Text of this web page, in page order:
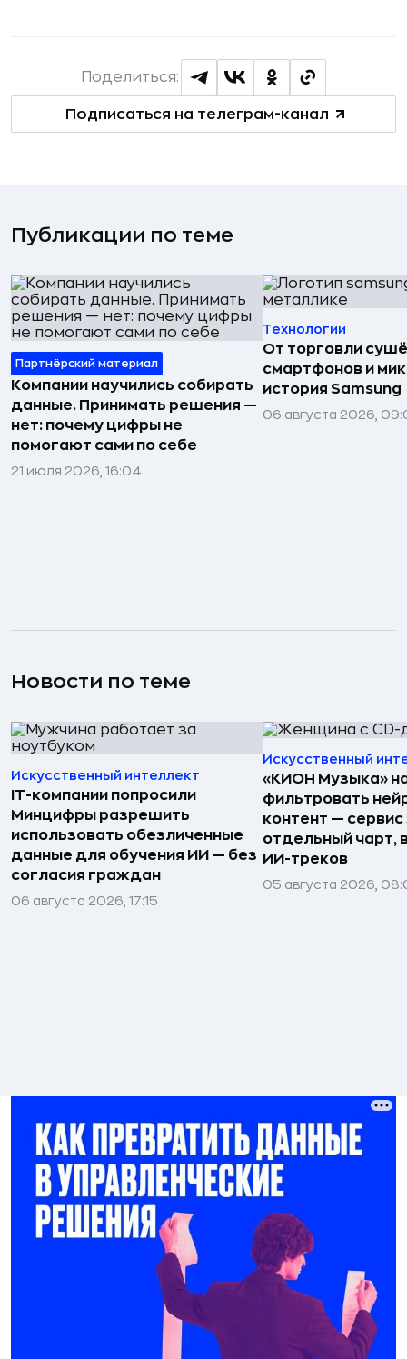
Подписаться на телеграм-канал
Поделиться:
Публикации по теме
Партнёрский материал
Компании научились собирать
данные. Принимать решения —
нет: почему цифры не
помогают сами по себе
21 июля 2026, 16:04
Технологии
От торговли
смартфонов и
история Samsung
06 августа 2026,
Новости по теме
Искусственный интеллект
IT-компании попросили
Минцифры разрешить
использовать обезличенные
данные для обучения ИИ — без
согласия граждан
06 августа 2026, 17:15
Искусственный
«КИОН Музыка»
фильтровать
контент — сервис
отдельный чарт,
ИИ-треков
05 августа 2026,